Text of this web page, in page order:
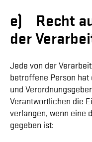
e) Recht
der
Jede von der
betroffene Person
und
Verantwortlichen die
verlangen, wenn eine
gegeben ist: